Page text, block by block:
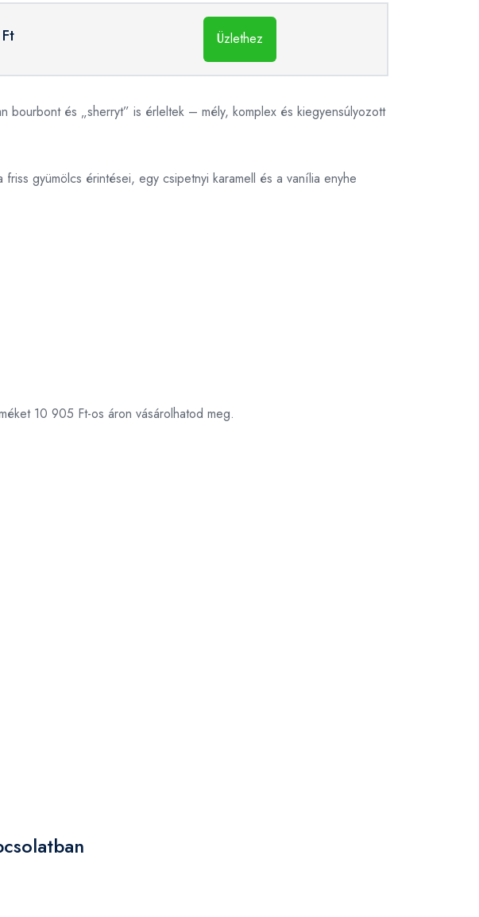
Üzlethez
bourbont és „sherryt” is érleltek – mély, komplex és kiegyensúlyozott
gyümölcs érintései, egy csipetnyi karamell és a vanília enyhe
10 905 Ft-os áron vásárolhatod meg.